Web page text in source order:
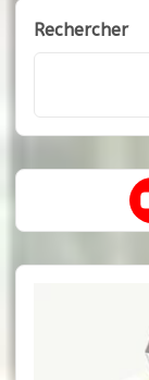
Rechercher